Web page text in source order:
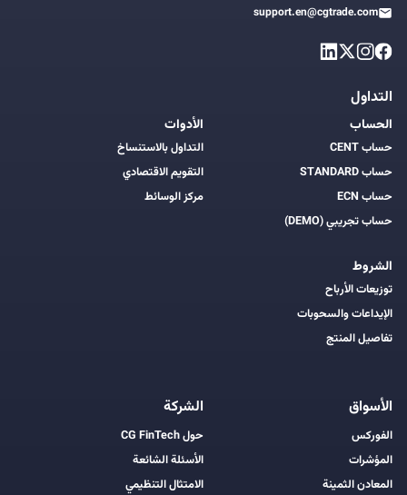
support.en@cgtrade.com
التداول
الحساب
حساب CENT
حساب STANDARD
حساب ECN
حساب تجريبي (DEMO)
الشروط
توزيعات الأرباح
الإيداعات والسحوبات
تفاصيل المنتج
الأدوات
التداول بالاستنساخ
التقويم الاقتصادي
مركز الوسائط
الأسواق
الفوركس
المؤشرات
المعادن الثمينة
الشركة
حول CG FinTech
الأسئلة الشائعة
الامتثال التنظيمي